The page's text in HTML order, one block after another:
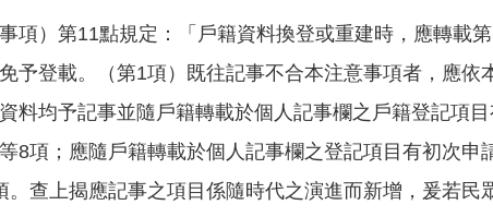
項）第11點規定：「戶籍資料換登或重建時，應轉載
予登載。（第1項）既往記事不合本注意事項者，應依
料均予記事並隨戶籍轉載於個人記事欄之戶籍登記項
8項；應隨戶籍轉載於個人記事欄之登記項目有初次申
查上揭應記事之項目係隨時代之演進而新增，爰若民